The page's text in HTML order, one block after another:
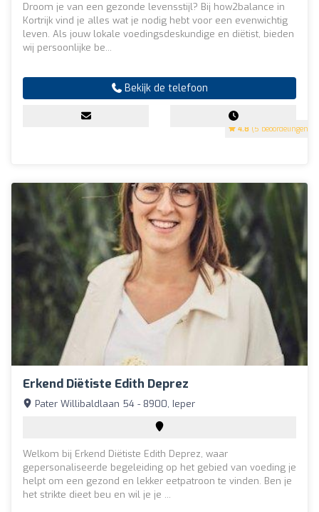
4.8 (5 beoordelingen)
Droom je van een gezonde levensstijl? Bij how2balance in
Kortrijk vind je alles wat je nodig hebt voor een evenwichtig
leven. Als jouw lokale voedingsdeskundige en diëtist, bieden
wij persoonlijke be...
Bekijk de telefoon
Erkend Diëtiste Edith Deprez
Pater Willibaldlaan 54 - 8900, Ieper
Welkom bij Erkend Diëtiste Edith Deprez, waar
gepersonaliseerde begeleiding op het gebied van voeding je
helpt om een gezond en lekker eetpatroon te vinden. Ben je
het strikte dieet beu en wil je je ...